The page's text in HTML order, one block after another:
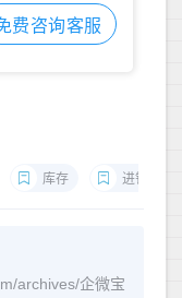
费咨询客服
库存 进销存
archives/企微宝